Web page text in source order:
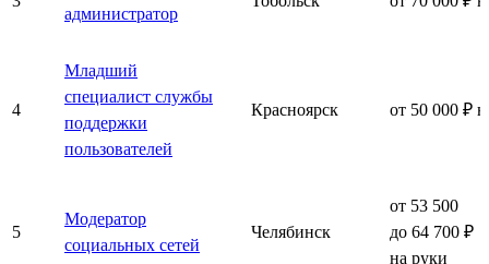
администратор
4
Младший
специалист службы
поддержки
пользователей
Красноярск от 50 000 ₽
5
Модератор
социальных сетей
Челябинск
от 53 500
до 64 700 ₽
на руки